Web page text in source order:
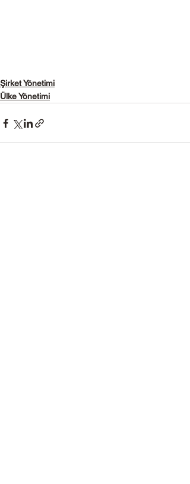
Şirket Yönetimi
Ülke Yönetimi